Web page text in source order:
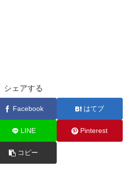
シェアする
Facebook はてブ
LINE Pinterest
コピー